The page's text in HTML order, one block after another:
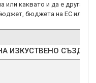
или каквато и да е друга
бюджета на ЕС или
ИЗКУСТВЕНО